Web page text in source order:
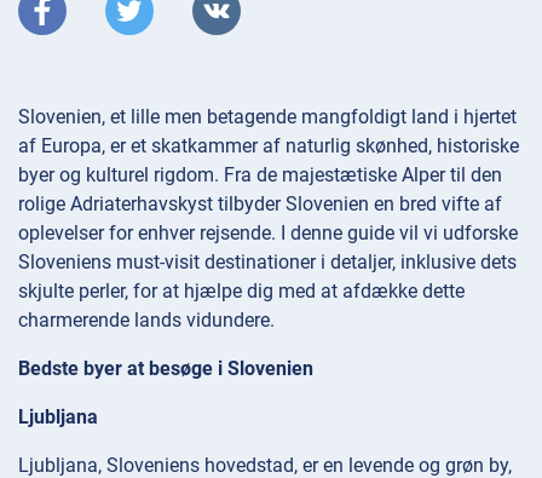
Slovenien, et lille men betagende mangfoldigt land i hjertet
af Europa, er et skatkammer af naturlig skønhed, historiske
byer og kulturel rigdom. Fra de majestætiske Alper til den
rolige Adriaterhavskyst tilbyder Slovenien en bred vifte af
oplevelser for enhver rejsende. I denne guide vil vi udforske
Sloveniens must-visit destinationer i detaljer, inklusive dets
skjulte perler, for at hjælpe dig med at afdække dette
charmerende lands vidundere.
Bedste byer at besøge i Slovenien
Ljubljana
Ljubljana, Sloveniens hovedstad, er en levende og grøn by,